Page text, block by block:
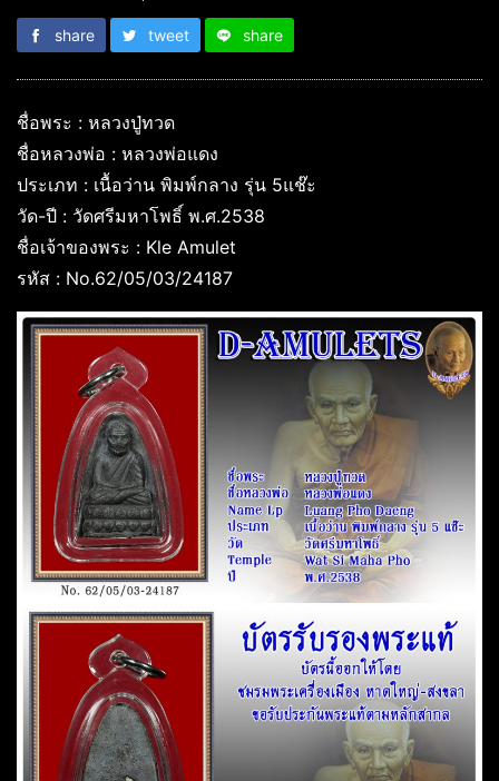
share tweet share
ชื่อพระ : หลวงปู่ทวด
ชื่อหลวงพ่อ : หลวงพ่อแดง
ประเภท : เนื้อว่าน พิมพ์กลาง รุ่น 5แช๊ะ
วัด-ปี : วัดศรีมหาโพธิ์ พ.ศ.2538
ชื่อเจ้าของพระ : Kle Amulet
รหัส : No.62/05/03/24187